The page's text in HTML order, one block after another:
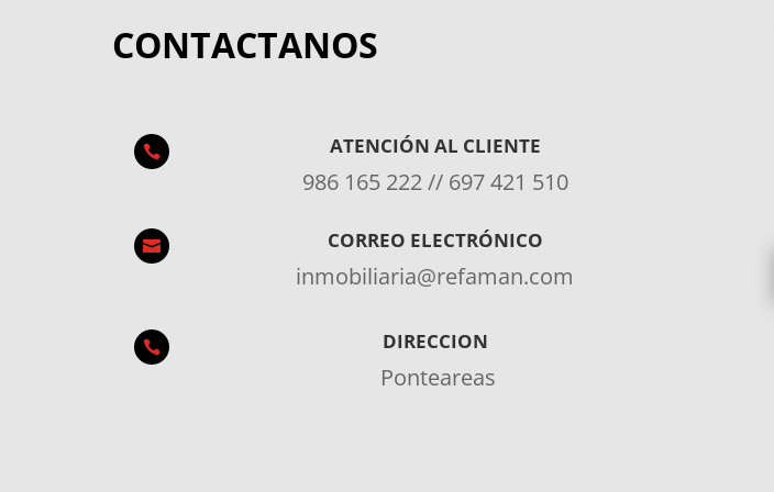
CONTACTANOS
 ATENCIÓN AL CLIENTE
986 165 222 // 697 421 510
 CORREO ELECTRÓNICO
inmobiliaria@refaman.com
 DIRECCION
Ponteareas